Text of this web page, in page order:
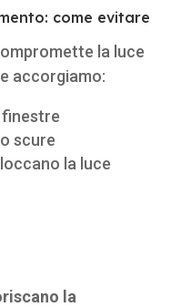
come evitare
la luce
accorgiamo:
finestre
scure
la luce
la